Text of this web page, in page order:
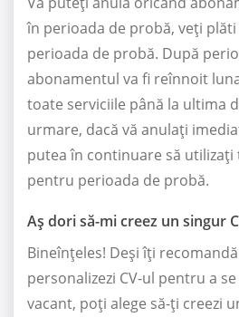
în perioada de probă, veți
perioada de probă. După
abonamentul va fi reînnoit
toate serviciile până la ultima
urmare, dacă vă anulați
putea în continuare să utilizați
pentru perioada de probă.
Aș dori să-mi creez un singur
Bineînțeles! Deși îți
personalizezi CV-ul pentru a
vacant, poți alege să-ți creezi